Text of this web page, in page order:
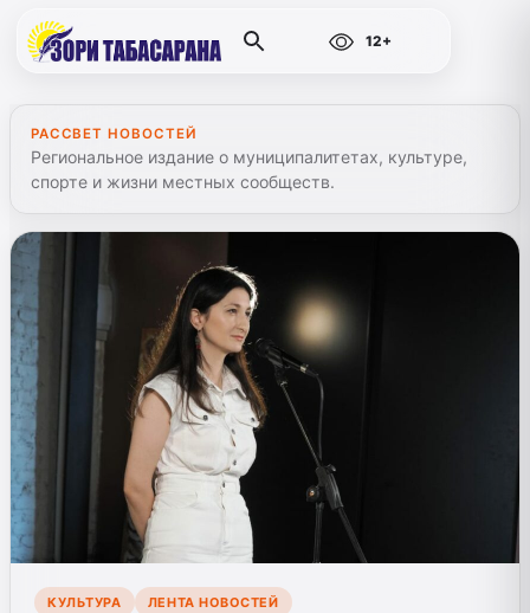
12+
РАССВЕТ НОВОСТЕЙ
Региональное издание о муниципалитетах, культуре,
спорте и жизни местных сообществ.
КУЛЬТУРА ЛЕНТА НОВОСТЕЙ